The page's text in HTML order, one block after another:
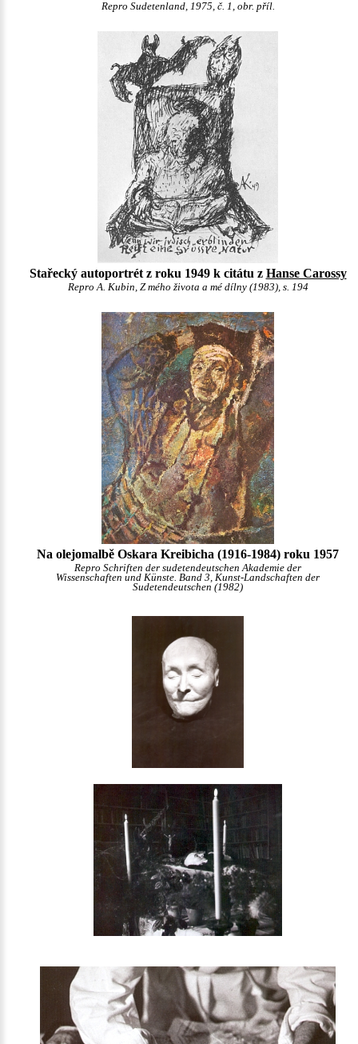
Repro Sudetenland, 1975, č. 1, obr. příl.
Stařecký autoportrét z roku 1949 k citátu z Hanse Carossy
Repro A. Kubin, Z mého života a mé dílny (1983), s. 194
Na olejomalbě Oskara Kreibicha (1916-1984) roku 1957
Repro Schriften der sudetendeutschen Akademie der
Wissenschaften und Künste. Band 3, Kunst-Landschaften der
Sudetendeutschen (1982)